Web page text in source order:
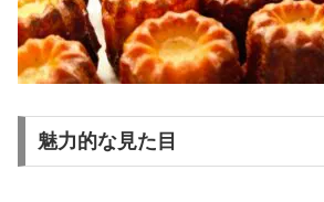
魅力的な見た目